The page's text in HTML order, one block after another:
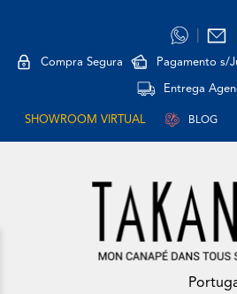
Compra Segura Pagamento s/
Entrega
SHOWROOM VIRTUAL BLOG